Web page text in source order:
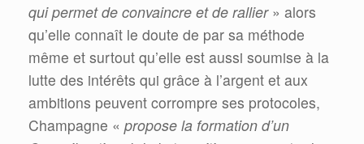
qui permet de convaincre et de rallier» alors
qu’elle connaît le doute de par sa méthode
même et surtout qu’elle est aussi soumise à la
lutte des intérêts qui grâce à l’argent et aux
ambitions peuvent corrompre ses protocoles,
Champagne « propose la formation d’un